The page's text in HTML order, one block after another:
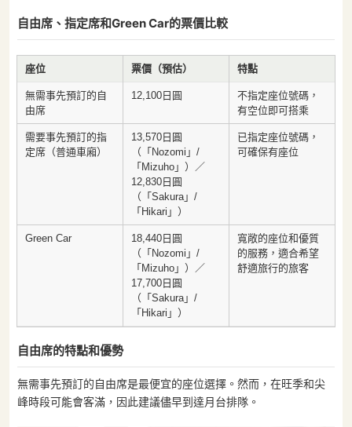
自由席、指定席和Green Car的票價比較
座位 票價（預估） 特點
無需事先預訂的自
由席
12,100日圓
不指定座位號碼，
有空位即可搭乘
需要事先預訂的指
定席（普通車廂）
13,570日圓
（「Nozomi」/
「Mizuho」）／
12,830日圓
（「Sakura」/
「Hikari」）
已指定座位號碼，
可確保有座位
Green Car
18,440日圓
（「Nozomi」/
「Mizuho」）／
17,700日圓
（「Sakura」/
「Hikari」）
寬敞的座位和優質
的服務，適合希望
舒適旅行的旅客
自由席的特點和優勢
無需事先預訂的自由席是最便宜的座位選擇。然而，在旺季和尖
峰時段可能會客滿，因此建議儘早到達月台排隊。